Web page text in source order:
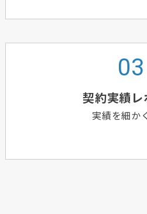
契約実績レ
実績を細か